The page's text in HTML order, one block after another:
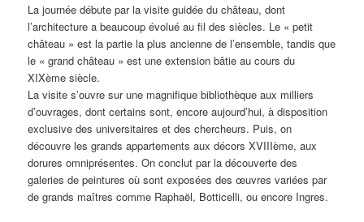
La journée débute par la visite guidée du château, dont
l’architecture a beaucoup évolué au fil des siècles. Le « petit
château » est la partie la plus ancienne de l’ensemble, tandis que
le « grand château » est une extension bâtie au cours du
XIXème siècle.
La visite s’ouvre sur une magnifique bibliothèque aux milliers
d’ouvrages, dont certains sont, encore aujourd’hui, à disposition
exclusive des universitaires et des chercheurs. Puis, on
découvre les grands appartements aux décors XVIIIème, aux
dorures omniprésentes. On conclut par la découverte des
galeries de peintures où sont exposées des œuvres variées par
de grands maîtres comme Raphaël, Botticelli, ou encore Ingres.